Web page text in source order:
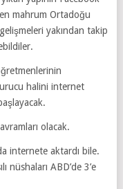
mahrum Ortadoğu
yakından takip
halini internet
olacak.
internete aktardı bile.
nüshaları ABD’de 3’e